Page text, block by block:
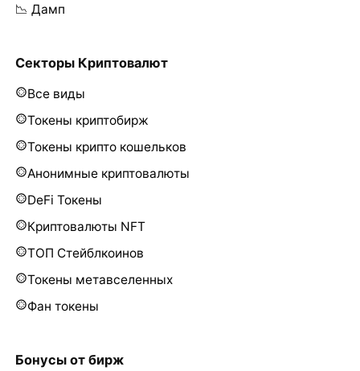
📉 Дамп
Секторы Криптовалют
Все виды
Токены криптобирж
Токены крипто кошельков
Анонимные криптовалюты
DeFi Токены
Криптовалюты NFT
ТОП Стейблкоинов
Токены метавселенных
Фан токены
Бонусы от бирж